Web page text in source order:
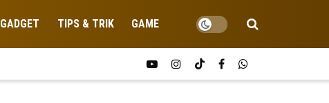
GADGET TIPS & TRIK GAME